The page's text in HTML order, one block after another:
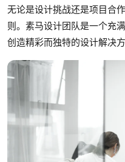
无论是设计挑战还是项目合
则。素马设计团队是一个充
创造精彩而独特的设计解决方